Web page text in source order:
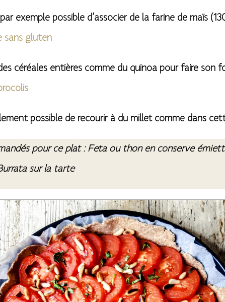
exemple possible d’associer de la farine de maïs
sans gluten
céréales entières comme du quinoa pour faire son
possible de recourir à du millet comme dans
pour ce plat :Feta ou thon en conserve
sur la tarte